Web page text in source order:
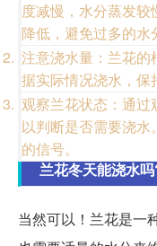
度减慢，水分蒸发
降低，避免过多的水
注意浇水量：兰花的
据实际情况浇水，保
观察兰花状态：通
以判断是否需要浇
的信号。
兰花冬天能浇水
当然可以！兰花是一